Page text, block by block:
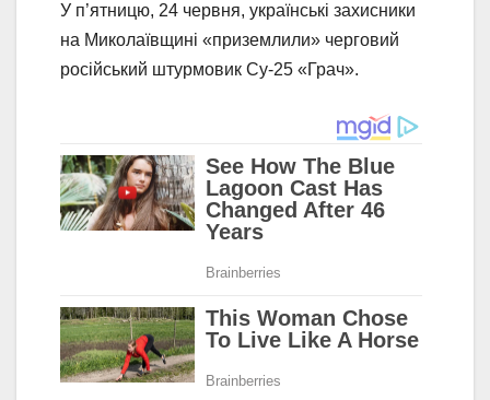
У п’ятницю, 24 червня, українські захисники
на Миколаївщині «приземлили» черговий
російський штурмовик Су-25 «Грач».